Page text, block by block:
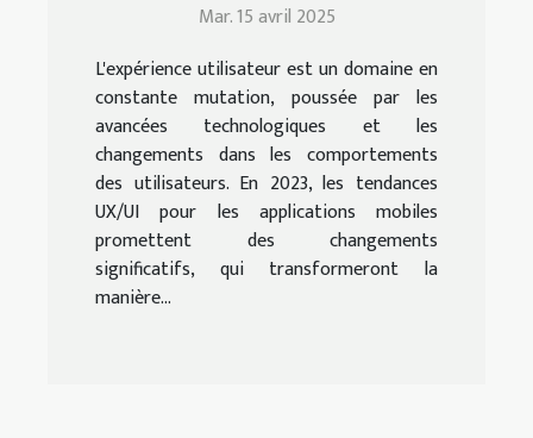
applications mobiles en
2023
Mar. 15 avril 2025
L'expérience utilisateur est un domaine en
constante mutation, poussée par les
avancées technologiques et les
changements dans les comportements
des utilisateurs. En 2023, les tendances
UX/UI pour les applications mobiles
promettent des changements
significatifs, qui transformeront la
manière...